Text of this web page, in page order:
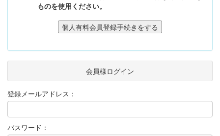
ものを使用ください。
会員様ログイン
登録メールアドレス：
パスワード：